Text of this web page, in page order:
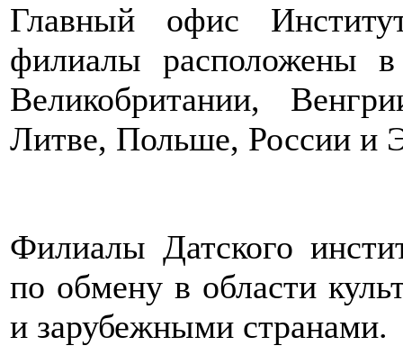
Главный офис
филиалы расположены
Великобритании,
Литве, Польше, России и
Филиалы Датского
по обмену в области
и зарубежными странами.